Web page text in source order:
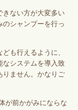
きない方が大変多い
シャンプーを行っ
も行えるように、
なシステムを導入致
りません。かなりご
が前かがみにならな